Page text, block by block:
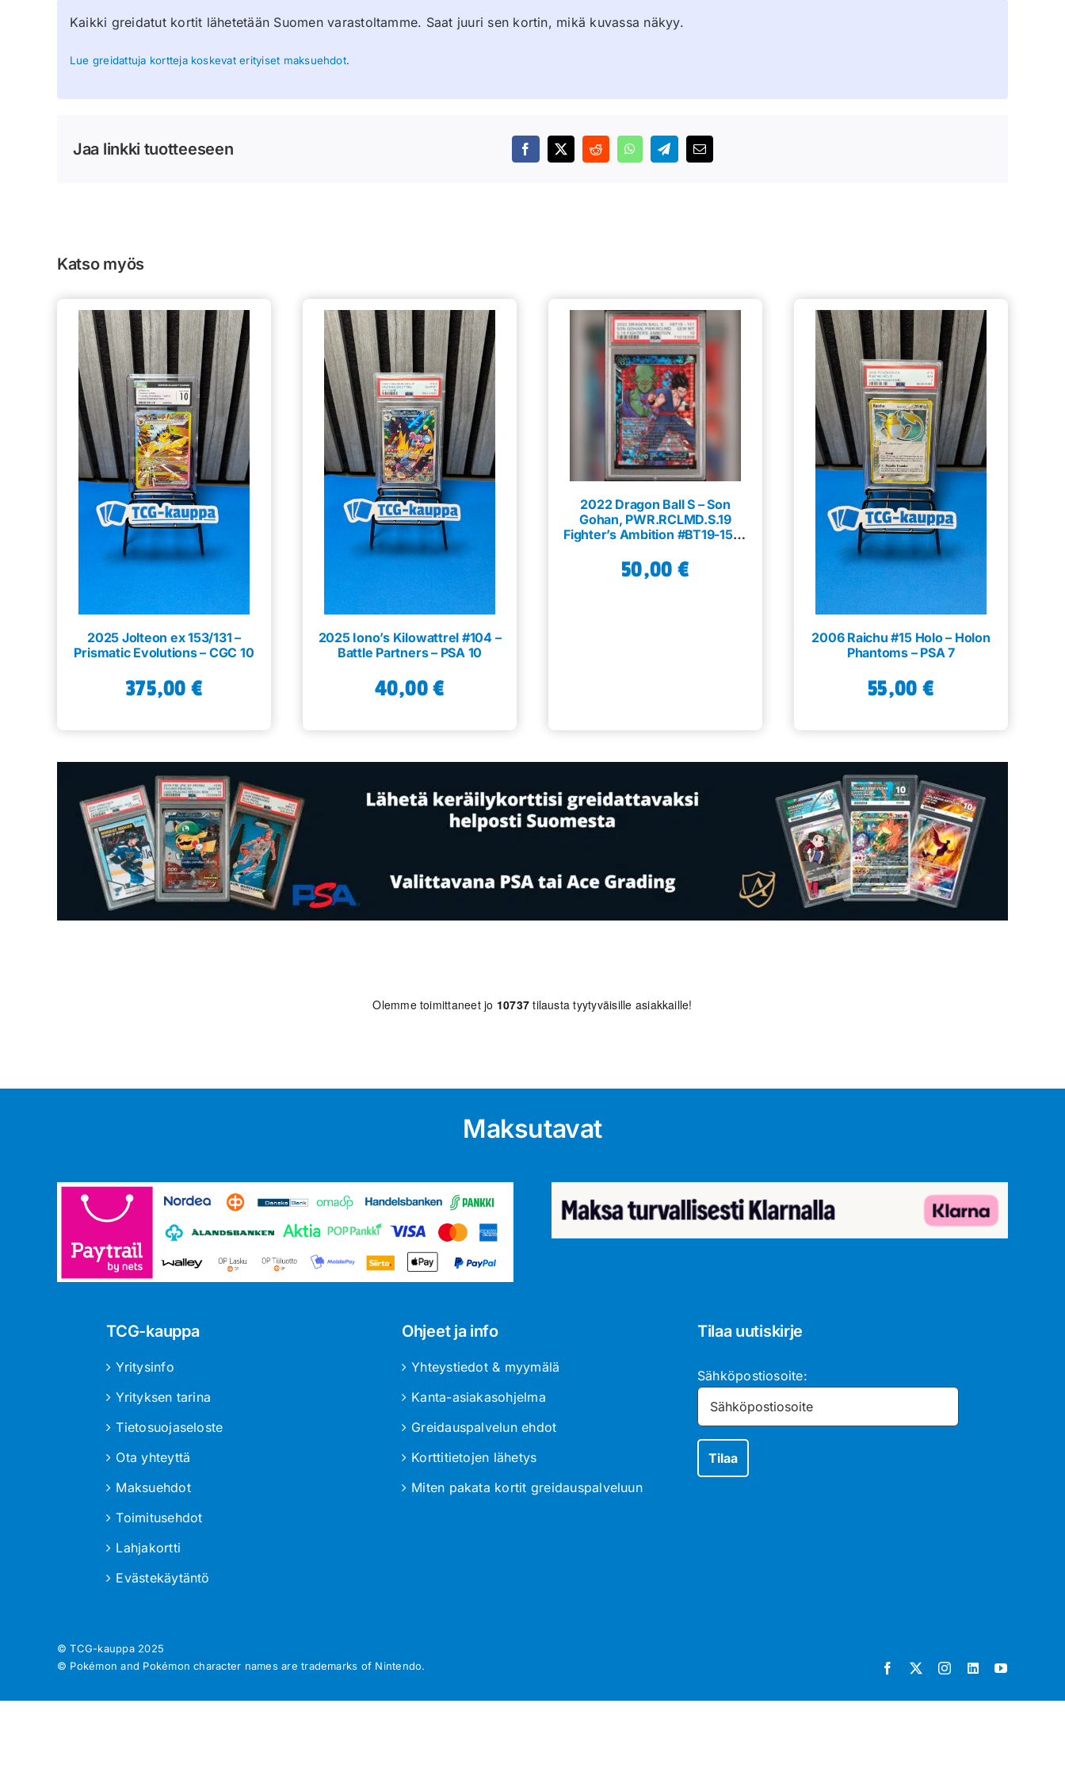
Kaikki greidatut kortit lähetetään Suomen varastoltamme. Saat juuri sen kortin, mikä kuvassa näkyy.
Lue greidattuja kortteja koskevat erityiset maksuehdot.
Jaa linkki tuotteeseen
Katso myös
2025 Jolteon ex 153/131 –
Prismatic Evolutions – CGC 10
375,00 €
2025 Iono’s Kilowattrel #104 –
Battle Partners – PSA 10
40,00€
2022 Dragon Ball S – Son
Gohan, PWR.RCLMD.S.19
Fighter’s Ambition #BT19-151 –
50,00 €
2006 Raichu #15 Holo – Holon
Phantoms – PSA 7
55,00 €
Olemme toimittaneet jo 10737 tilausta tyytyväisille asiakkaille!
Maksutavat
TCG-kauppa
Yritysinfo
Yrityksen tarina
Tietosuojaseloste
Ota yhteyttä
Maksuehdot
Toimitusehdot
Lahjakortti
Evästekäytäntö
Ohjeet ja info
Yhteystiedot & myymälä
Kanta-asiakasohjelma
Greidauspalvelun ehdot
Korttitietojen lähetys
Miten pakata kortit greidauspalveluun
Tilaa uutiskirje
Sähköpostiosoite:
© TCG-kauppa 2025
© Pokémon and Pokémon character names are trademarks of Nintendo.